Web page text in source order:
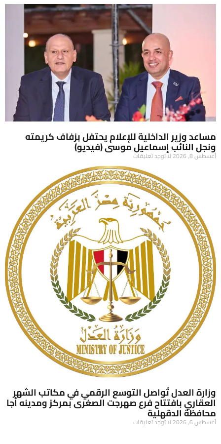
مساعد وزير الداخلية للإعلام يحتفل بزفاف كريمته
ونجل النائب إسماعيل موسى (فيديو)
أغسطس 8, 2026 لا توجد تعليقات
وزارة العدل تُواصل التوسع الرقمي في مكاتب الشهر
العقاري بافتتاح فرع صهرجت الصغرى بمركز ومدينه أجا
محافظة الدقهلية
أغسطس 6, 2026 لا توجد تعليقات